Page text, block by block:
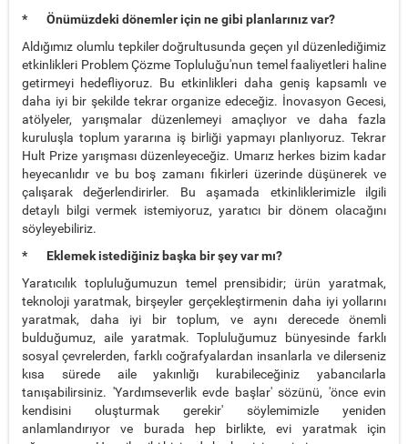
* Önümüzdeki dönemler için ne gibi planlarınız var?
Aldığımız olumlu tepkiler doğrultusunda geçen yıl düzenlediğimiz
etkinlikleri Problem Çözme Topluluğu'nun temel faaliyetleri haline
getirmeyi hedefliyoruz. Bu etkinlikleri daha geniş kapsamlı ve
daha iyi bir şekilde tekrar organize edeceğiz. İnovasyon Gecesi,
atölyeler, yarışmalar düzenlemeyi amaçlıyor ve daha fazla
kuruluşla toplum yararına iş birliği yapmayı planlıyoruz. Tekrar
Hult Prize yarışması düzenleyeceğiz. Umarız herkes bizim kadar
heyecanlıdır ve bu boş zamanı fikirleri üzerinde düşünerek ve
çalışarak değerlendirirler. Bu aşamada etkinliklerimizle ilgili
detaylı bilgi vermek istemiyoruz, yaratıcı bir dönem olacağını
söyleyebiliriz.
* Eklemek istediğiniz başka bir şey var mı?
Yaratıcılık topluluğumuzun temel prensibidir; ürün yaratmak,
teknoloji yaratmak, birşeyler gerçekleştirmenin daha iyi yollarını
yaratmak, daha iyi bir toplum, ve aynı derecede önemli
bulduğumuz, aile yaratmak. Topluluğumuz bünyesinde farklı
sosyal çevrelerden, farklı coğrafyalardan insanlarla ve dilerseniz
kısa sürede aile yakınlığı kurabileceğiniz yabancılarla
tanışabilirsiniz. 'Yardımseverlik evde başlar' sözünü, 'önce evin
kendisini oluşturmak gerekir' söylemimizle yeniden
anlamlandırıyor ve burada hep birlikte, evi yaratmak için